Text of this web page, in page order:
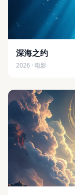
深海之约
2026 · 电影